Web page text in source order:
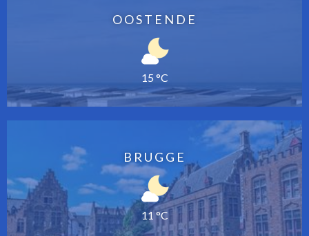
OOSTENDE
15 °C
BRUGGE
11 °C